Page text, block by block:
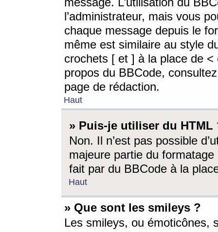
l’administrateur, mais vous
chaque message depuis le
même est similaire au style
crochets [ et ] à la place de <
propos du BBCode,
page de rédaction.
Haut
» Puis-je utiliser du HTML
Non. Il n’est pas possible
majeure partie du
fait par du BBCode à la
Haut
» Que sont les smileys ?
Les smileys, ou émoticônes,